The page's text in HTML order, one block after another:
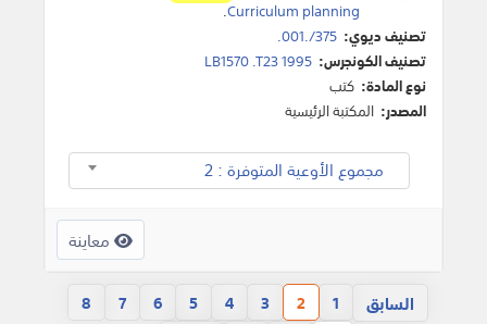
Curriculum planning
.
تصنيف ديوي: 375/.001.
تصنيف الكونجرس: LB1570 .T23 1995
نوع المادة: كتب
المصدر: المكتبة الرئيسية
مجموع الأوعية المتوفرة : 2
معاينة
السابق 1
2
3
4
5
6
7
8